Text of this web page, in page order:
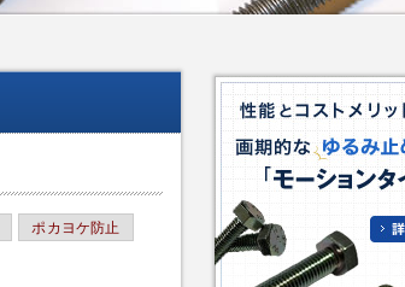
ポカヨケ防止